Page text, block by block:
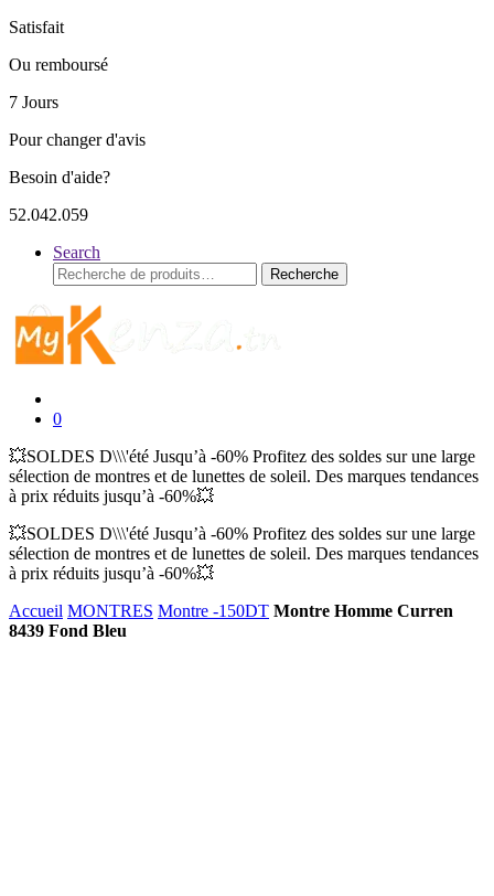
Satisfait
Ou remboursé
7 Jours
Pour changer d'avis
Besoin d'aide?
52.042.059
Search
Recherche
pour :
Recherche
0
💥SOLDES D\\\'été Jusqu’à -60% Profitez des soldes sur une large
sélection de montres et de lunettes de soleil. Des marques tendances
à prix réduits jusqu’à -60%💥
💥SOLDES D\\\'été Jusqu’à -60% Profitez des soldes sur une large
sélection de montres et de lunettes de soleil. Des marques tendances
à prix réduits jusqu’à -60%💥
Accueil MONTRES Montre -150DT Montre Homme Curren
8439 Fond Bleu